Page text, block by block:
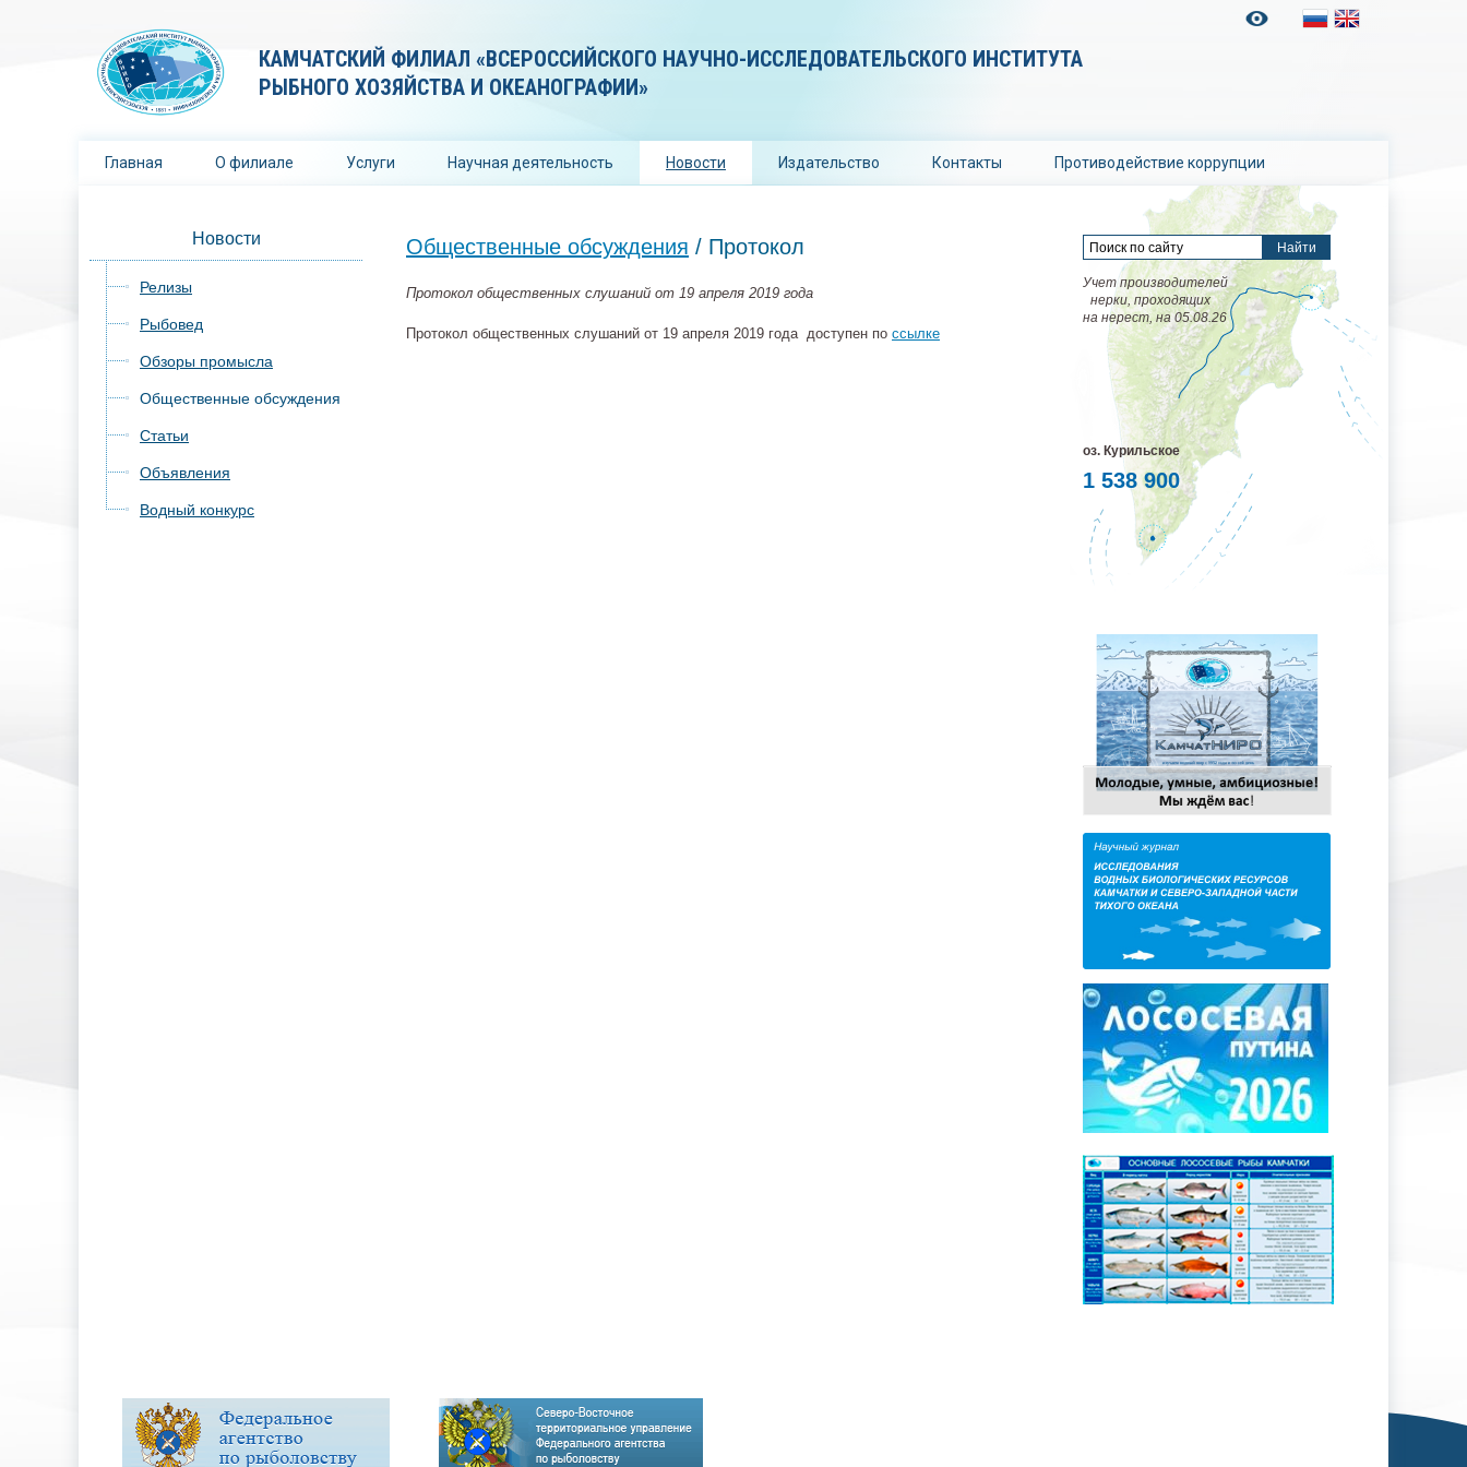
КАМЧАТСКИЙ ФИЛИАЛ «ВСЕРОССИЙСКОГО НАУЧНО-ИССЛЕДОВАТЕЛЬСКОГО ИНСТИТУТА
РЫБНОГО ХОЗЯЙСТВА И ОКЕАНОГРАФИИ»
Главная О филиале Услуги Научная деятельность Новости Издательство Контакты Противодействие коррупции
Новости
Релизы
Рыбовед
Обзоры промысла
Общественные обсуждения
Статьи
Объявления
Водный конкурс
Общественные обсуждения / Протокол
Протокол общественных слушаний от 19 апреля 2019 года
Протокол общественных слушаний от 19 апреля 2019 года доступен по ссылке
Учет производителей
нерки, проходящих
на нерест, на 05.08.26
оз. Курильское
1 538 900